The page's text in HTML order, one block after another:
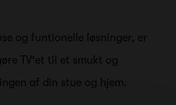
og funtionelle løsninger, er
TV'et til et smukt og
af din stue og hjem.